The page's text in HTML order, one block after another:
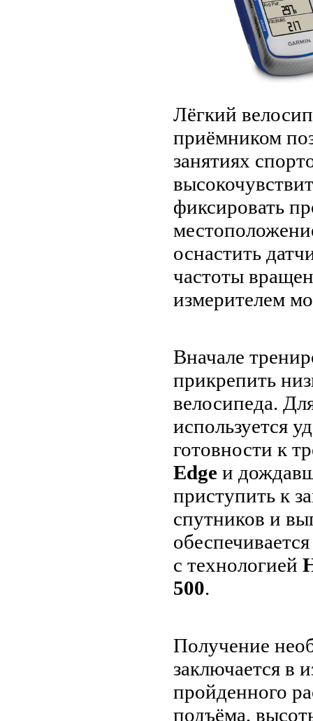
Лёгкий
приёмником
занятиях
фиксировать
оснастить
частоты
измерителем
Вначале
прикрепить
велосипеда.
используется
готовности к
Edge и
приступить к
спутников и
с технологией
500.
Получение
заключается в
пройденного
подъёма,